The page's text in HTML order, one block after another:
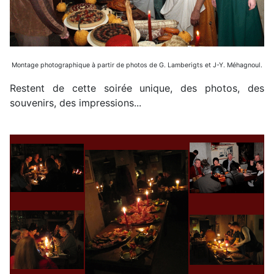
Montage photographique à partir de photos de G. Lamberigts et J-Y. Méhagnoul.
Restent de cette soirée unique, des photos, des
souvenirs, des impressions...